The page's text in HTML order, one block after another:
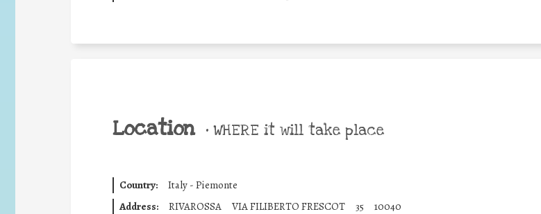
Location • WHERE it will take place
Country:
Italy - Piemonte
Address:
RIVAROSSA VIA FILIBERTO FRESCOT 35 10040